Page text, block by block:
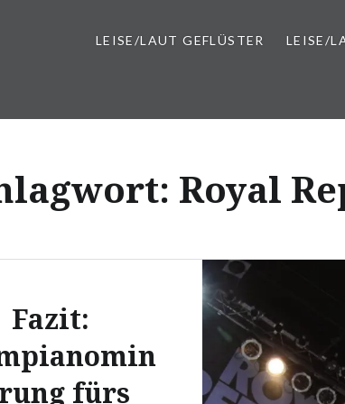
LEISE/LAUT GEFLÜSTER LEISE/
Royal
Fazit:
fürs